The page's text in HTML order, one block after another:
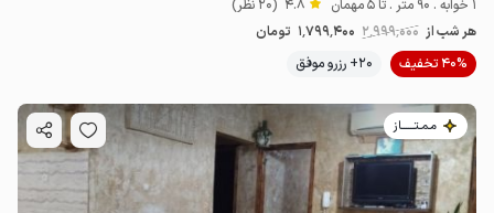
1 خوابه . 90 متر . تا 5 مهمان 4.8 (20 نظر)
هر شب از 2٬999٬000 1٬799٬400 تومان
40% تخفیف
20+ رزرو موفق
مـمـتــــــاز